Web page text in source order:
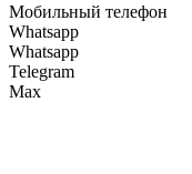
Мобильный телефон
Whatsapp
Whatsapp
Telegram
Max